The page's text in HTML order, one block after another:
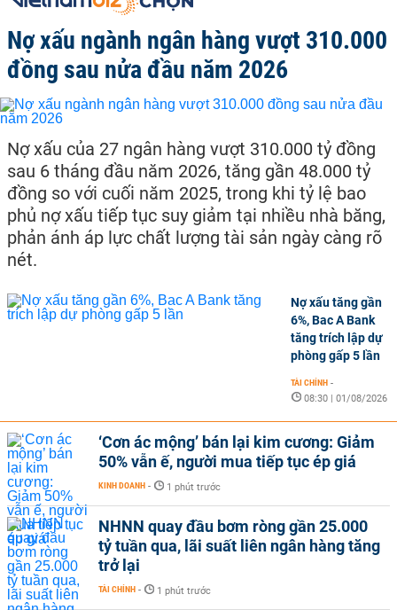
Nợ xấu ngành ngân hàng vượt 310.000
đồng sau nửa đầu năm 2026
Nợ xấu của 27 ngân hàng vượt 310.000 tỷ đồng
sau 6 tháng đầu năm 2026, tăng gần 48.000 tỷ
đồng so với cuối năm 2025, trong khi tỷ lệ bao
phủ nợ xấu tiếp tục suy giảm tại nhiều nhà băng,
phản ánh áp lực chất lượng tài sản ngày càng rõ
nét.
Nợ xấu tăng gần
6%, Bac A Bank
tăng trích lập dự
phòng gấp 5 lần
TÀI CHÍNH -
08:30 | 01/08/2026
‘Cơn ác mộng’ bán lại kim cương: Giảm
50% vẫn ế, người mua tiếp tục ép giá
KINH DOANH - 1 phút trước
NHNN quay đầu bơm ròng gần 25.000
tỷ tuần qua, lãi suất liên ngân hàng tăng
trở lại
TÀI CHÍNH - 1 phút trước